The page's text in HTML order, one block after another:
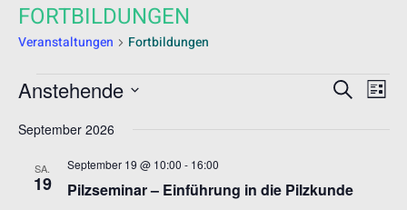
FORTBILDUNGEN
Veranstaltungen Fortbildungen
VERANSTALTUNGEN
SUCHE
SucheListe
Anstehende
wählen.
September 2026
SA.
19 Pilzseminar – Einführung in die Pilzkunde
September 19 @ 10:00 - 16:00